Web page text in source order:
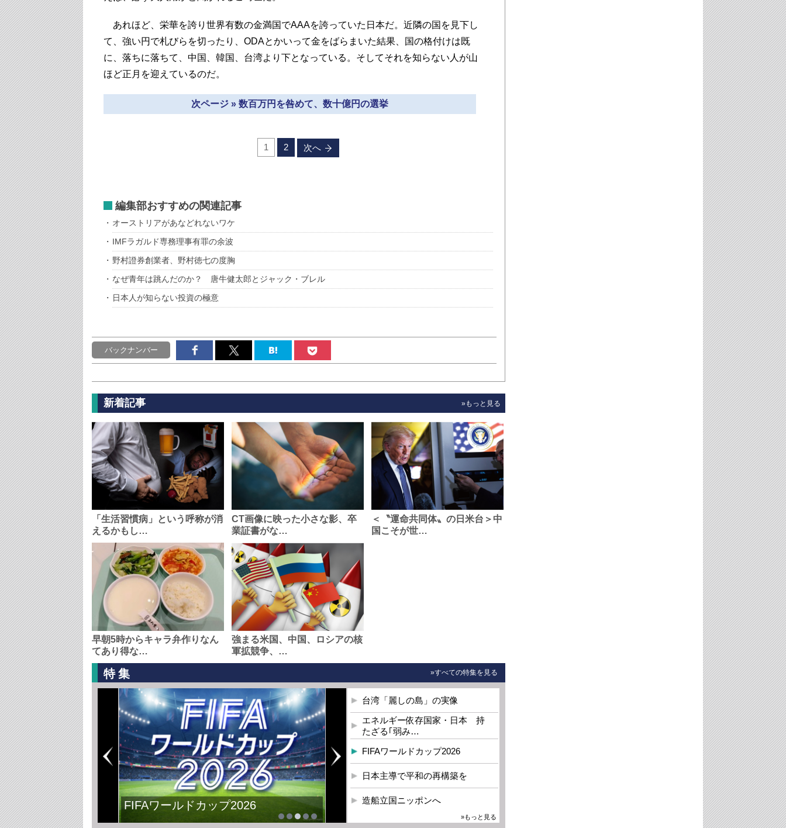
あれほど、栄華を誇り世界有数の金満国でAAAを誇っていた日本だ。近隣の国を見下し
て、強い円で札びらを切ったり、ODAとかいって金をばらまいた結果、国の格付けは既
に、落ちに落ちて、中国、韓国、台湾より下となっている。そしてそれを知らない人が山
ほど正月を迎えているのだ。
次ページ » 数百万円を咎めて、数十億円の選挙
1 2 次へ
編集部おすすめの関連記事
オーストリアがあなどれないワケ
IMFラガルド専務理事有罪の余波
野村證券創業者、野村徳七の度胸
なぜ青年は跳んだのか？ 唐牛健太郎とジャック・ブレル
日本人が知らない投資の極意
バックナンバー
新着記事 »もっと見る
「生活習慣病」という呼称が消
えるかもし…
CT画像に映った小さな影、卒
業証書がな…
＜〝運命共同体〟の日米台＞中
国こそが世…
早朝5時からキャラ弁作りなん
てあり得な…
強まる米国、中国、ロシアの核
軍拡競争、…
特集 »すべての特集を見る
FIFAワールドカップ2026
台湾「麗しの島」の実像
エネルギー依存国家・日本 持
たざる｢弱み…
FIFAワールドカップ2026
日本主導で平和の再構築を
造船立国ニッポンへ
»もっと見る